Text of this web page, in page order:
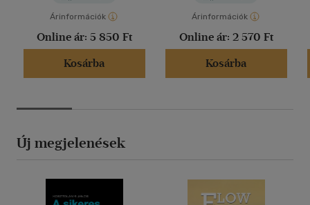
Árinformációk
Online ár: 5 850 Ft
Kosárba
Árinformációk
Online ár: 2 570 Ft
Kosárba
Új megjelenések